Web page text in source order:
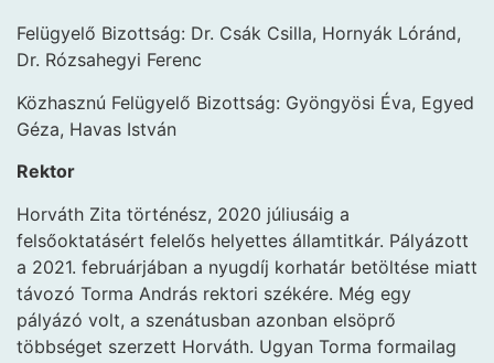
Felügyelő Bizottság: Dr. Csák Csilla, Hornyák Lóránd,
Dr. Rózsahegyi Ferenc
Közhasznú Felügyelő Bizottság: Gyöngyösi Éva, Egyed
Géza, Havas István
Rektor
Horváth Zita történész, 2020 júliusáig a
felsőoktatásért felelős helyettes államtitkár. Pályázott
a 2021. februárjában a nyugdíj korhatár betöltése miatt
távozó Torma András rektori székére. Még egy
pályázó volt, a szenátusban azonban elsöprő
többséget szerzett Horváth. Ugyan Torma formailag